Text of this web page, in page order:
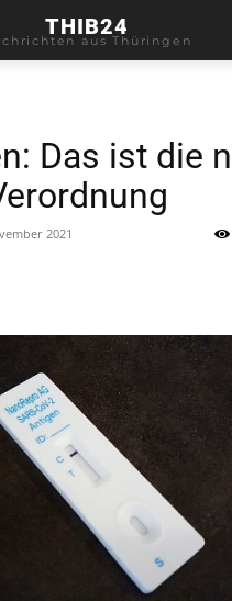
THIB24
aus Thüringen
Das ist die
2021